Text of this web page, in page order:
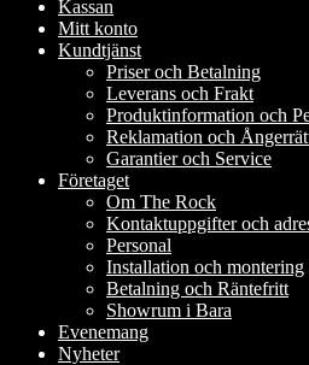
Kassan
Mitt konto
Kundtjänst
Priser och Betalning
Leverans och Frakt
Produktinformation och
Reklamation och
Garantier och Service
Företaget
Om The Rock
Kontaktuppgifter och
Personal
Installation och montering
Betalning och Räntefritt
Showrum i Bara
Evenemang
Nyheter